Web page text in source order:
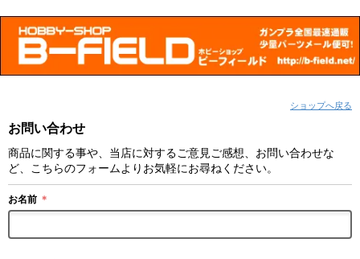
ショップへ戻る
お問い合わせ
商品に関する事や、当店に対するご意見ご感想、お問い合わせな
ど、こちらのフォームよりお気軽にお尋ねください。
お名前 ＊